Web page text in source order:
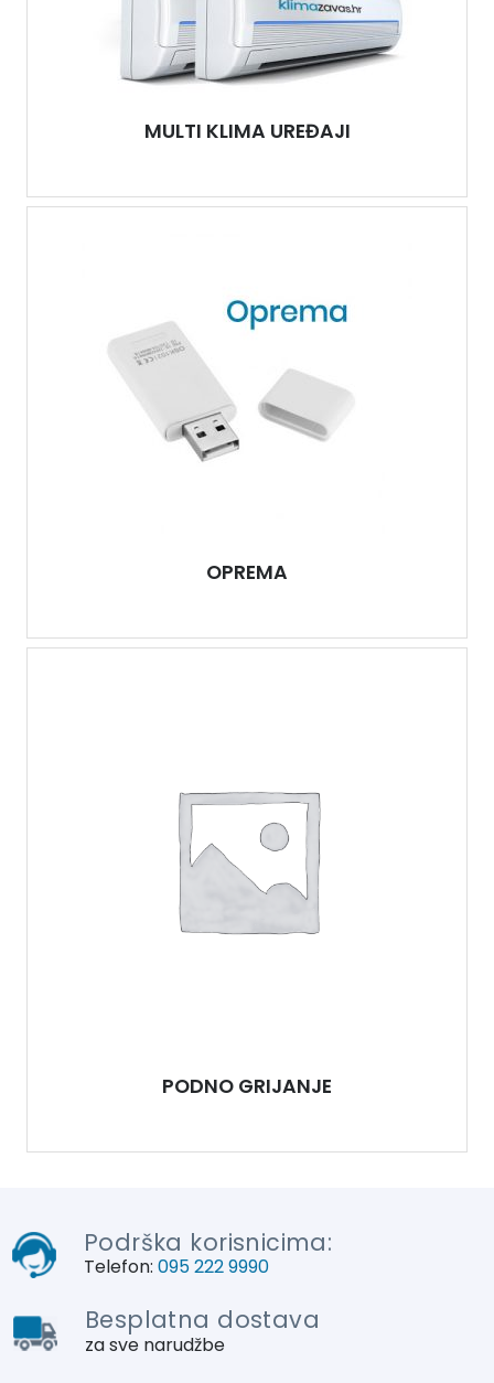
MULTI KLIMA UREĐAJI
OPREMA
PODNO GRIJANJE
Podrška korisnicima:
Telefon: 095 222 9990
Besplatna dostava
za sve narudžbe